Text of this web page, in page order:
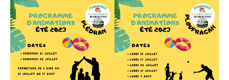
Espace ressources à ITINERANCE
ITINERANCE en vidéos !
Contact